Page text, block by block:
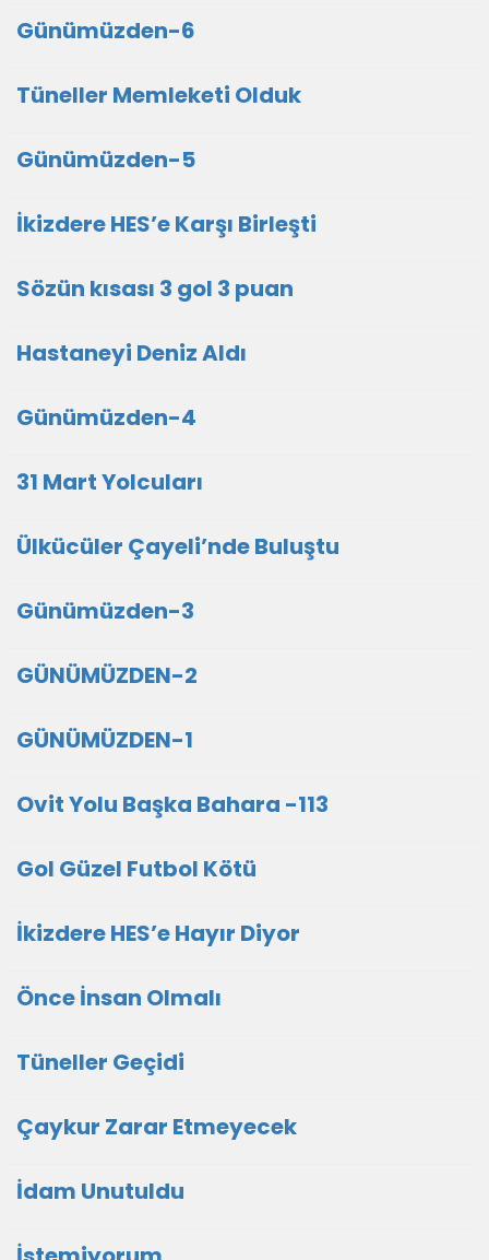
Günümüzden-6
Tüneller Memleketi Olduk
Günümüzden-5
İkizdere HES’e Karşı Birleşti
Sözün kısası 3 gol 3 puan
Hastaneyi Deniz Aldı
Günümüzden-4
31 Mart Yolcuları
Ülkücüler Çayeli’nde Buluştu
Günümüzden-3
GÜNÜMÜZDEN-2
GÜNÜMÜZDEN-1
Ovit Yolu Başka Bahara -113
Gol Güzel Futbol Kötü
İkizdere HES’e Hayır Diyor
Önce İnsan Olmalı
Tüneller Geçidi
Çaykur Zarar Etmeyecek
İdam Unutuldu